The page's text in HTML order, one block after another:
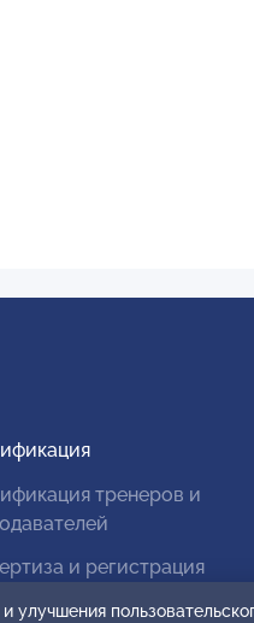
тренеров и
и регистрация